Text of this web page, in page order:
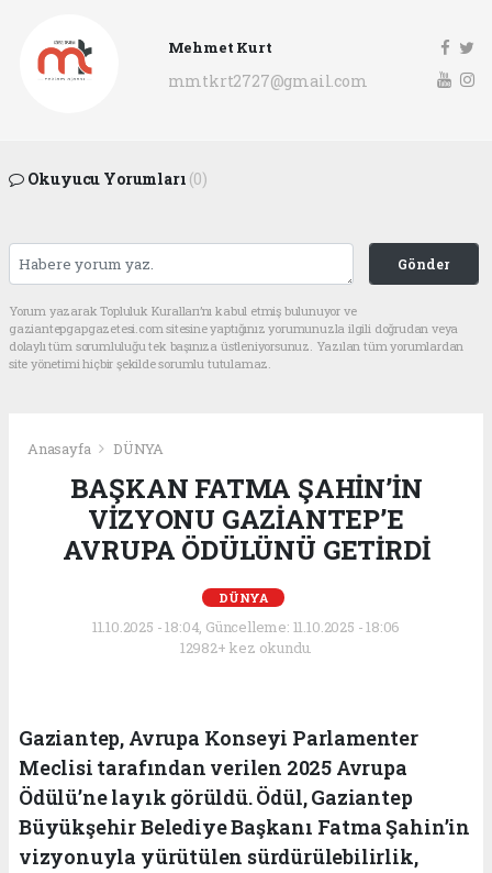
Mehmet Kurt
mmtkrt2727@gmail.com
Okuyucu Yorumları (0)
Gönder
Yorum yazarak Topluluk Kuralları’nı kabul etmiş bulunuyor ve
gaziantepgapgazetesi.com sitesine yaptığınız yorumunuzla ilgili doğrudan veya
dolaylı tüm sorumluluğu tek başınıza üstleniyorsunuz. Yazılan tüm yorumlardan
site yönetimi hiçbir şekilde sorumlu tutulamaz.
Anasayfa DÜNYA
BAŞKAN FATMA ŞAHİN’İN
VİZYONU GAZİANTEP’E
AVRUPA ÖDÜLÜNÜ GETİRDİ
DÜNYA
11.10.2025 - 18:04, Güncelleme: 11.10.2025 - 18:06
12982+ kez okundu.
Gaziantep, Avrupa Konseyi Parlamenter
Meclisi tarafından verilen 2025 Avrupa
Ödülü’ne layık görüldü. Ödül, Gaziantep
Büyükşehir Belediye Başkanı Fatma Şahin’in
vizyonuyla yürütülen sürdürülebilirlik,